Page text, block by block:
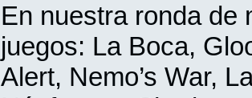
En nuestra ronda de
juegos: La Boca,
Alert, Nemo’s War,